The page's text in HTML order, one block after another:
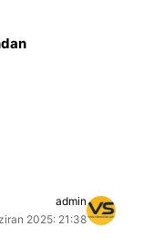
admin
2025: 21:38